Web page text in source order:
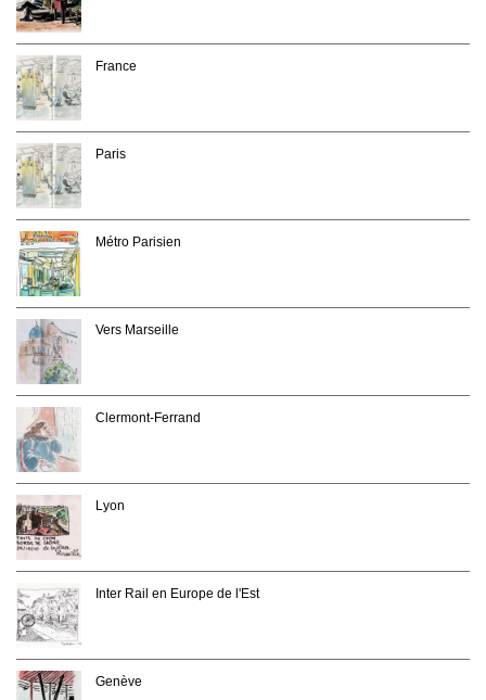
France
Paris
Métro Parisien
Vers Marseille
Clermont-Ferrand
Lyon
Inter Rail en Europe de l'Est
Genève